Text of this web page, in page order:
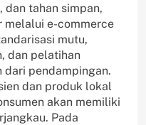
dan tahan simpan,
melalui e-commerce
mutu,
dan pelatihan
dari pendampingan.
dan produk lokal
akan memiliki
Pada